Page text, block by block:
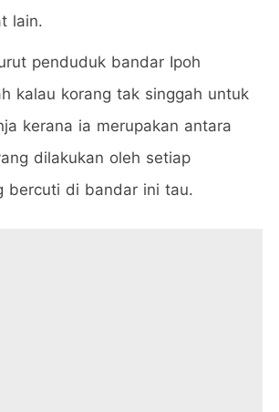
lain.
penduduk bandar Ipoh
kalau korang tak singgah untuk
kerana ia merupakan antara
dilakukan oleh setiap
bercuti di bandar ini tau.